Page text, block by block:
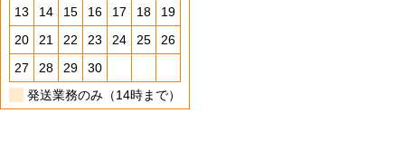
13
14 15 16 17 18
19
20
21 22 23 24 25
26
27
28 29
30
発送業務のみ（14時まで）